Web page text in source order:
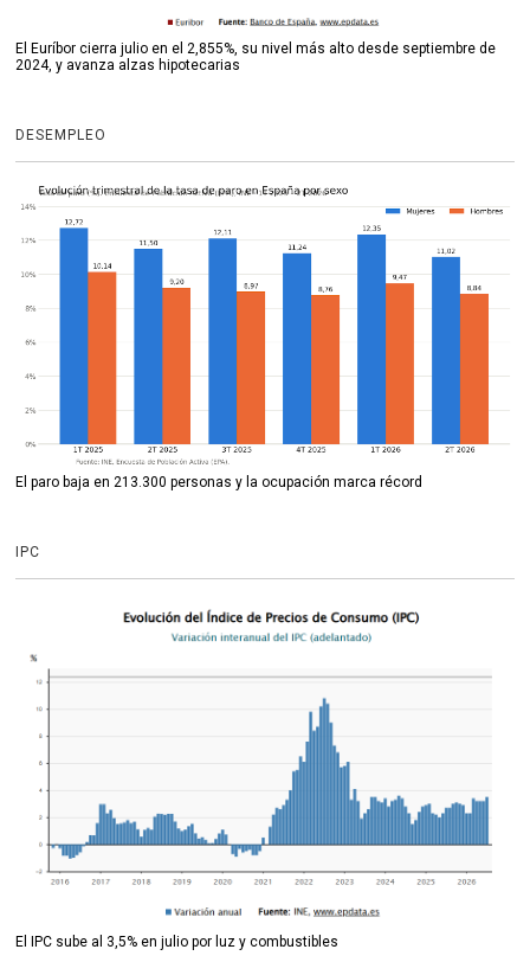
El Euríbor cierra julio en el 2,855%, su nivel más alto desde septiembre de
2024, y avanza alzas hipotecarias
DESEMPLEO
El paro baja en 213.300 personas y la ocupación marca récord
IPC
El IPC sube al 3,5% en julio por luz y combustibles